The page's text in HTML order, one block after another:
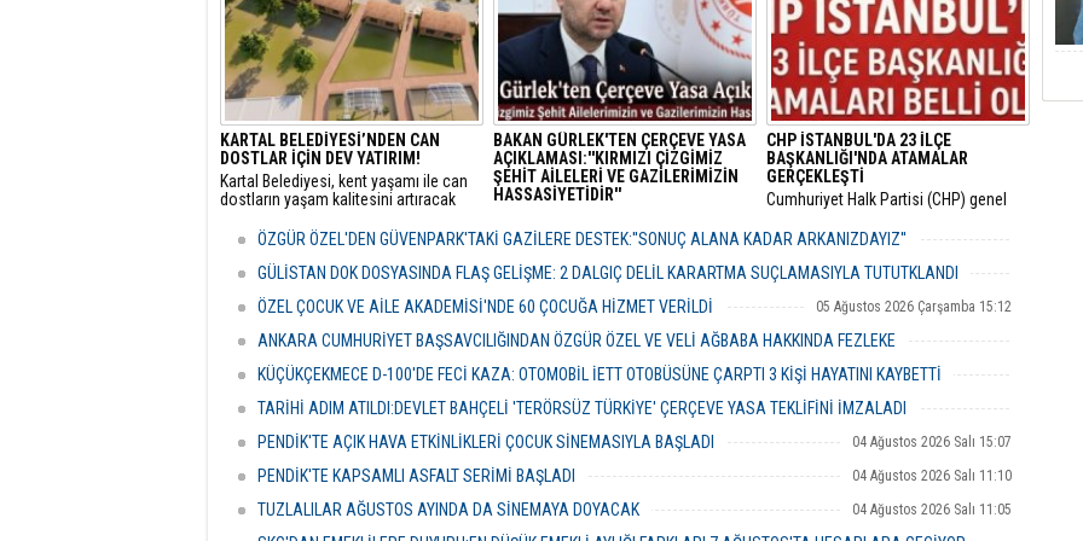
KARTAL BELEDİYESİ’NDEN CAN
DOSTLAR İÇİN DEV YATIRIM!
Kartal Belediyesi, kent yaşamı ile can
dostların yaşam kalitesini artıracak
BAKAN GÜRLEK'TEN ÇERÇEVE YASA
AÇIKLAMASI:''KIRMIZI ÇİZGİMİZ
ŞEHİT AİLELERİ VE GAZİLERİMİZİN
HASSASİYETİDİR''
sunulan 12 maddelik yasa teklifinin
detaylarını açıklayarak "Terörsüz
Türkiye" hedefinin milli bir devlet
CHP İSTANBUL'DA 23 İLÇE
BAŞKANLIĞI'NDA ATAMALAR
GERÇEKLEŞTİ
​Cumhuriyet Halk Partisi (CHP) genel
bünyesinde hayata geçirdiği görevden
ardından gözler İstanbul il teşkilatına
ÖZGÜR ÖZEL'DEN GÜVENPARK'TAKİ GAZİLERE DESTEK:''SONUÇ ALANA KADAR ARKANIZDAYIZ''
06 Ağustos 2026 Perşembe 12:51
GÜLİSTAN DOK DOSYASINDA FLAŞ GELİŞME: 2 DALGIÇ DELİL KARARTMA SUÇLAMASIYLA TUTUTKLANDI
06 Ağustos 2026 Perşembe 11:26
ÖZEL ÇOCUK VE AİLE AKADEMİSİ'NDE 60 ÇOCUĞA HİZMET VERİLDİ 05 Ağustos 2026 Çarşamba 15:12
ANKARA CUMHURİYET BAŞSAVCILIĞINDAN ÖZGÜR ÖZEL VE VELİ AĞBABA HAKKINDA FEZLEKE
05 Ağustos 2026 Çarşamba 10:19
KÜÇÜKÇEKMECE D-100'DE FECİ KAZA: OTOMOBİL İETT OTOBÜSÜNE ÇARPTI 3 KİŞİ HAYATINI KAYBETTİ
05 Ağustos 2026 Çarşamba 10:06
TARİHİ ADIM ATILDI:DEVLET BAHÇELİ 'TERÖRSÜZ TÜRKİYE' ÇERÇEVE YASA TEKLİFİNİ İMZALADI
04 Ağustos 2026 Salı 16:18
PENDİK'TE AÇIK HAVA ETKİNLİKLERİ ÇOCUK SİNEMASIYLA BAŞLADI 04 Ağustos 2026 Salı 15:07
PENDİK'TE KAPSAMLI ASFALT SERİMİ BAŞLADI 04 Ağustos 2026 Salı 11:10
TUZLALILAR AĞUSTOS AYINDA DA SİNEMAYA DOYACAK 04 Ağustos 2026 Salı 11:05